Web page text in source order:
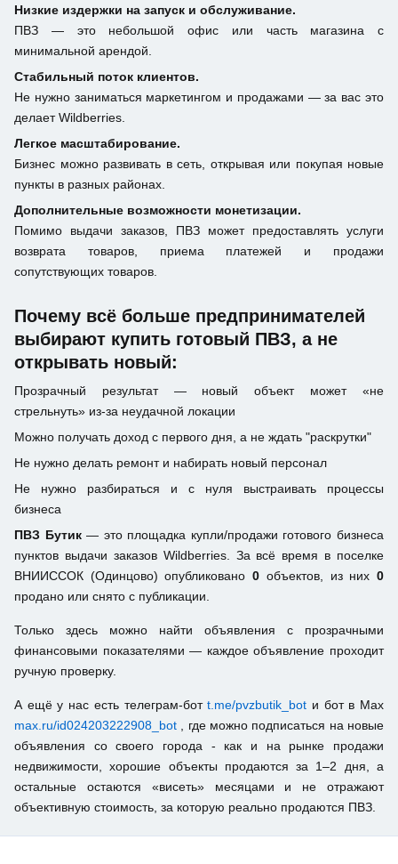
Низкие издержки на запуск и обслуживание.
ПВЗ — это небольшой офис или часть магазина с
минимальной арендой.
Стабильный поток клиентов.
Не нужно заниматься маркетингом и продажами — за вас это
делает Wildberries.
Легкое масштабирование.
Бизнес можно развивать в сеть, открывая или покупая новые
пункты в разных районах.
Дополнительные возможности монетизации.
Помимо выдачи заказов, ПВЗ может предоставлять услуги
возврата товаров, приема платежей и продажи
сопутствующих товаров.
Почему всё больше предпринимателей
выбирают купить готовый ПВЗ, а не
открывать новый:
Прозрачный результат — новый объект может «не
стрельнуть» из-за неудачной локации
Можно получать доход с первого дня, а не ждать "раскрутки"
Не нужно делать ремонт и набирать новый персонал
Не нужно разбираться и с нуля выстраивать процессы
бизнеса
ПВЗ Бутик— это площадка купли/продажи готового бизнеса
пунктов выдачи заказов Wildberries. За всё время в поселке
ВНИИССОК (Одинцово) опубликовано0 объектов, из них0
продано или снято с публикации.
Только здесь можно найти объявления с прозрачными
финансовыми показателями — каждое объявление проходит
ручную проверку.
А ещё у нас есть телеграм-ботt.me/pvzbutik_bot и бот в Max
max.ru/id024203222908_bot
, где можно подписаться на новые
объявления со своего города - как и на рынке продажи
недвижимости, хорошие объекты продаются за 1–2 дня, а
остальные остаются «висеть» месяцами и не отражают
объективную стоимость, за которую реально продаются ПВЗ.